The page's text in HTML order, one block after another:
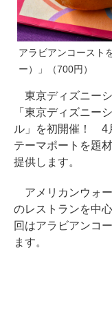
アラビアンコースト
ー）」（700円）
東京ディズニーシ
「東京ディズニー
ル」を初開催！ 4
テーマポートを題
提供します。
アメリカンウォ
のレストランを中
回はアラビアンコ
ます。